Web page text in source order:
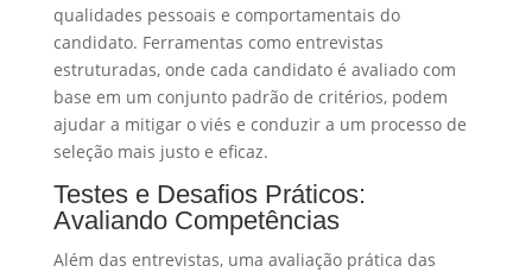
qualidades pessoais e comportamentais do
candidato. Ferramentas como entrevistas
estruturadas, onde cada candidato é avaliado com
base em um conjunto padrão de critérios, podem
ajudar a mitigar o viés e conduzir a um processo de
seleção mais justo e eficaz.
Testes e Desafios Práticos:
Avaliando Competências
Além das entrevistas, uma avaliação prática das